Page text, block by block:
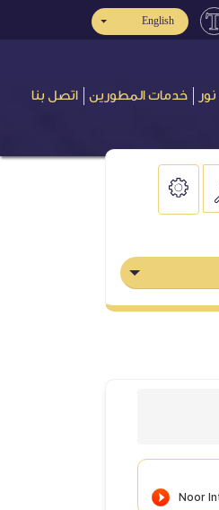
English
خدمات المطورين اتصل بنا